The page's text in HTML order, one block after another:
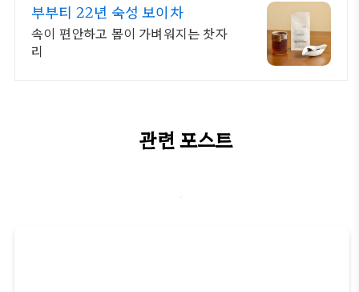
부부티 22년 숙성 보이차
속이 편안하고 몸이 가벼워지는 찻자
리
관련 포스트